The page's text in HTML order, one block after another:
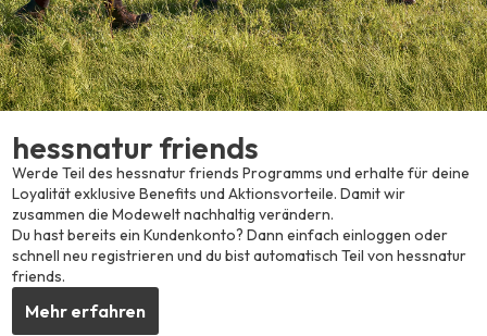
hessnatur friends
Werde Teil des hessnatur friends Programms und erhalte für deine
Loyalität exklusive Benefits und Aktionsvorteile. Damit wir
zusammen die Modewelt nachhaltig verändern.
Du hast bereits ein Kundenkonto? Dann einfach einloggen oder
schnell neu registrieren und du bist automatisch Teil von hessnatur
friends.
Mehr erfahren